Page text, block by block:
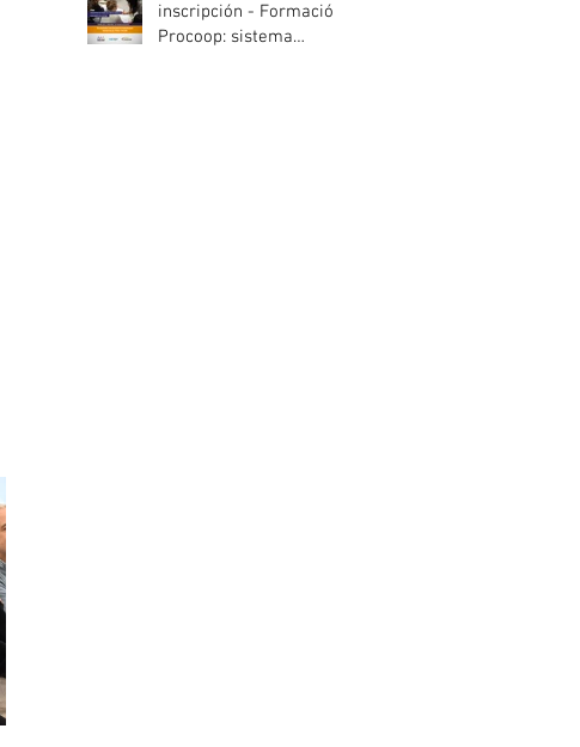
inscripción - Formación
Procoop: sistema